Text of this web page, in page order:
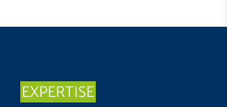
EXPERTISE